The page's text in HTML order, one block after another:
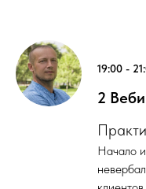
19:00 -
2
Начало